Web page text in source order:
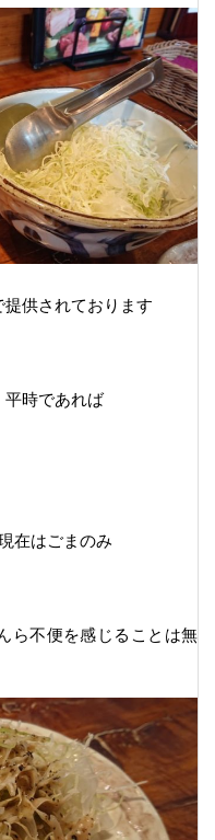
供されております
平時であれば
在はごまのみ
ら不便を感じることは無